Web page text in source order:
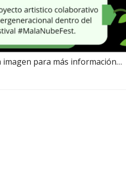
imagen para más información…